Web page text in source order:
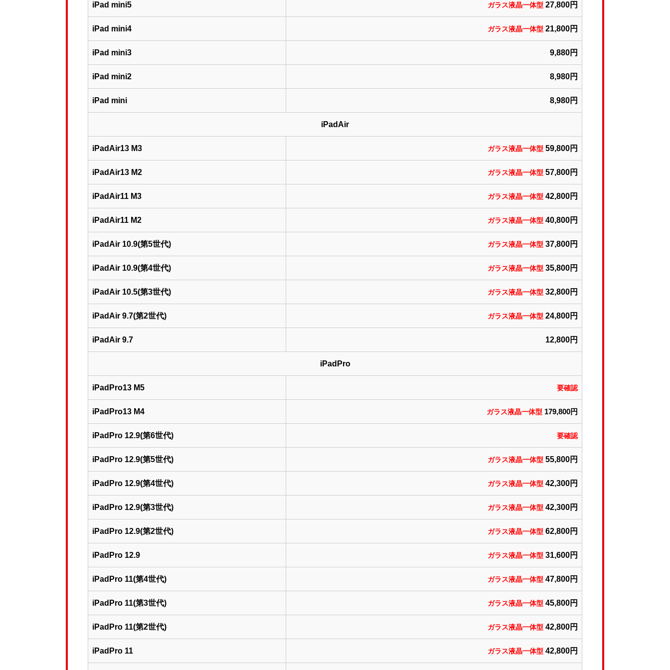
iPad mini5 ガラス液晶一体型 27,800円
iPad mini4 ガラス液晶一体型 21,800円
iPad mini3 9,880円
iPad mini2 8,980円
iPad mini 8,980円
iPadAir
iPadAir13 M3 ガラス液晶一体型 59,800円
iPadAir13 M2 ガラス液晶一体型 57,800円
iPadAir11 M3 ガラス液晶一体型 42,800円
iPadAir11 M2 ガラス液晶一体型 40,800円
iPadAir 10.9(第5世代) ガラス液晶一体型 37,800円
iPadAir 10.9(第4世代) ガラス液晶一体型 35,800円
iPadAir 10.5(第3世代) ガラス液晶一体型 32,800円
iPadAir 9.7(第2世代) ガラス液晶一体型 24,800円
iPadAir 9.7 12,800円
iPadPro
iPadPro13 M5 要確認
iPadPro13 M4 ガラス液晶一体型 179,800円
iPadPro 12.9(第6世代) 要確認
iPadPro 12.9(第5世代) ガラス液晶一体型 55,800円
iPadPro 12.9(第4世代) ガラス液晶一体型 42,300円
iPadPro 12.9(第3世代) ガラス液晶一体型 42,300円
iPadPro 12.9(第2世代) ガラス液晶一体型 62,800円
iPadPro 12.9 ガラス液晶一体型 31,600円
iPadPro 11(第4世代) ガラス液晶一体型 47,800円
iPadPro 11(第3世代) ガラス液晶一体型 45,800円
iPadPro 11(第2世代) ガラス液晶一体型 42,800円
iPadPro 11 ガラス液晶一体型 42,800円